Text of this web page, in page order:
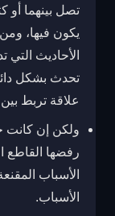
تصل بينهما أو
يكون فيها،
الأحاديث التي
تحدث بشكل
علاقة تربط
ولكن إن كانت
رفضها القاطع
الأسباب
الأسباب.